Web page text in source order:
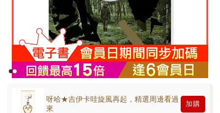
呀哈★吉伊卡哇旋風再起，精選周邊看過
來
加購